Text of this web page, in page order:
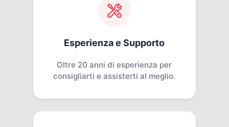
Esperienza e Supporto
Oltre 20 anni di esperienza per
consigliarti e assisterti al meglio.